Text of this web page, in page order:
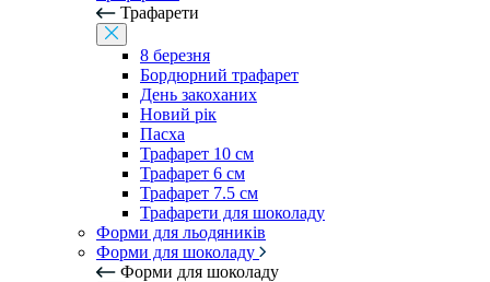
Трафарети
8 березня
Бордюрний трафарет
День закоханих
Новий рік
Пасха
Трафарет 10 см
Трафарет 6 см
Трафарет 7.5 см
Трафарети для шоколаду
Форми для льодяників
Форми для шоколаду
Форми для шоколаду